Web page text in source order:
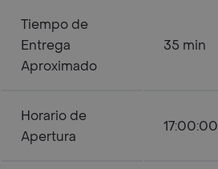
Tiempo de
Entrega
Aproximado
35 min
Horario de
Apertura
17:00:00